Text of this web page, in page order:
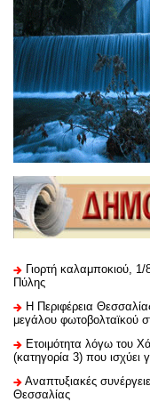
Γιορτή καλαμποκιού,
Πύλης
H Περιφέρεια
μεγάλου φωτοβολταϊκού
Ετοιμότητα λόγω του
(κατηγορία 3) που ισχύει
Αναπτυξιακές
Θεσσαλίας